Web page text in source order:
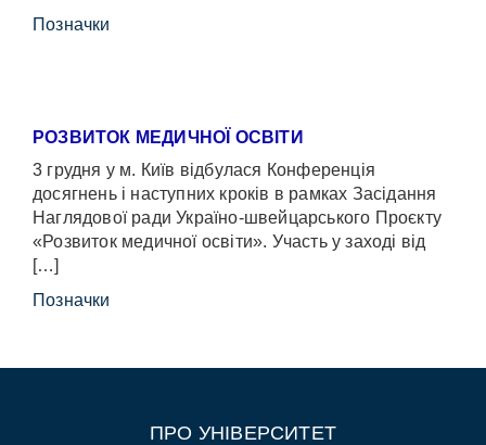
Позначки
РОЗВИТОК МЕДИЧНОЇ ОСВІТИ
3 грудня у м. Київ відбулася Конференція
досягнень і наступних кроків в рамках Засідання
Наглядової ради Україно-швейцарського Проєкту
«Розвиток медичної освіти». Участь у заході від
[…]
Позначки
ПРО УНІВЕРСИТЕТ